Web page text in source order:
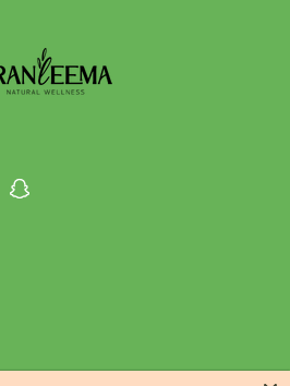
Snapchat